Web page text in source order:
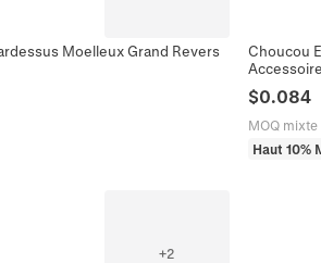
Moelleux Grand Revers
Choucou
$0.084
MOQ mixte
Haut 10%
+2